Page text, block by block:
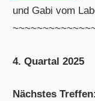
und Gabi vom
4. Quartal 2025
Nächstes Treffen: